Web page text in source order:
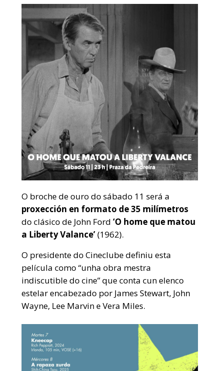
O broche de ouro do sábado 11 será a
proxección en formato de 35 milímetros
do clásico de John Ford ‘O home que matou
a Liberty Valance’(1962).
O presidente do Cineclube definiu esta
película como “unha obra mestra
indiscutible do cine” que conta cun elenco
estelar encabezado por James Stewart, John
Wayne, Lee Marvin e Vera Miles.